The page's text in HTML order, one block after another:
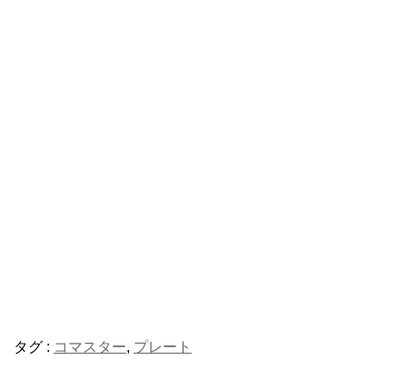
タグ : コマスター, プレート